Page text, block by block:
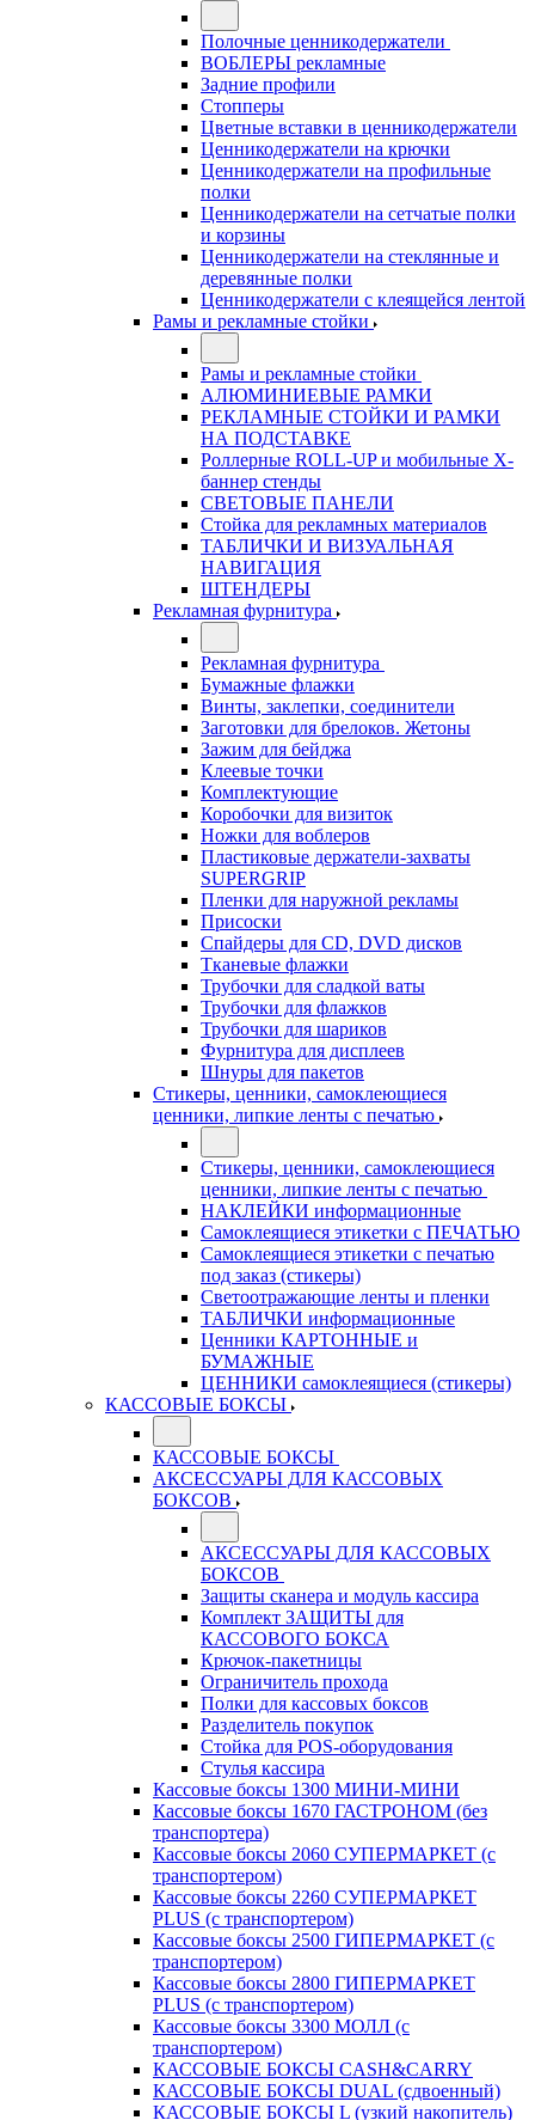
Полочные ценникодержатели
ВОБЛЕРЫ рекламные
Задние профили
Стопперы
Цветные вставки в ценникодержатели
Ценникодержатели на крючки
Ценникодержатели на профильные
полки
Ценникодержатели на сетчатые полки
и корзины
Ценникодержатели на стеклянные и
деревянные полки
Ценникодержатели с клеящейся лентой
Рамы и рекламные стойки
Рамы и рекламные стойки
АЛЮМИНИЕВЫЕ РАМКИ
РЕКЛАМНЫЕ СТОЙКИ И РАМКИ
НА ПОДСТАВКЕ
Роллерные ROLL-UP и мобильные X-
баннер стенды
СВЕТОВЫЕ ПАНЕЛИ
Стойка для рекламных материалов
ТАБЛИЧКИ И ВИЗУАЛЬНАЯ
НАВИГАЦИЯ
ШТЕНДЕРЫ
Рекламная фурнитура
Рекламная фурнитура
Бумажные флажки
Винты, заклепки, соединители
Заготовки для брелоков. Жетоны
Зажим для бейджа
Клеевые точки
Комплектующие
Коробочки для визиток
Ножки для воблеров
Пластиковые держатели-захваты
SUPERGRIP
Пленки для наружной рекламы
Присоски
Спайдеры для CD, DVD дисков
Тканевые флажки
Трубочки для сладкой ваты
Трубочки для флажков
Трубочки для шариков
Фурнитура для дисплеев
Шнуры для пакетов
Стикеры, ценники, самоклеющиеся
ценники, липкие ленты с печатью
Стикеры, ценники, самоклеющиеся
ценники, липкие ленты с печатью
НАКЛЕЙКИ информационные
Самоклеящиеся этикетки с ПЕЧАТЬЮ
Самоклеящиеся этикетки с печатью
под заказ (стикеры)
Светоотражающие ленты и пленки
ТАБЛИЧКИ информационные
Ценники КАРТОННЫЕ и
БУМАЖНЫЕ
ЦЕННИКИ самоклеящиеся (стикеры)
КАССОВЫЕ БОКСЫ
КАССОВЫЕ БОКСЫ
АКСЕССУАРЫ ДЛЯ КАССОВЫХ
БОКСОВ
АКСЕССУАРЫ ДЛЯ КАССОВЫХ
БОКСОВ
Защиты сканера и модуль кассира
Комплект ЗАЩИТЫ для
КАССОВОГО БОКСА
Крючок-пакетницы
Ограничитель прохода
Полки для кассовых боксов
Разделитель покупок
Стойка для POS-оборудования
Стулья кассира
Кассовые боксы 1300 МИНИ-МИНИ
Кассовые боксы 1670 ГАСТРОНОМ (без
транспортера)
Кассовые боксы 2060 СУПЕРМАРКЕТ (с
транспортером)
Кассовые боксы 2260 СУПЕРМАРКЕТ
PLUS (с транспортером)
Кассовые боксы 2500 ГИПЕРМАРКЕТ (с
транспортером)
Кассовые боксы 2800 ГИПЕРМАРКЕТ
PLUS (с транспортером)
Кассовые боксы 3300 МОЛЛ (с
транспортером)
КАССОВЫЕ БОКСЫ CASH&CARRY
КАССОВЫЕ БОКСЫ DUAL (сдвоенный)
КАССОВЫЕ БОКСЫ L (узкий накопитель)